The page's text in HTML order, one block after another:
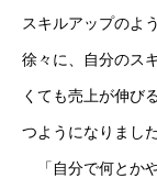
スキルアップのよ
徐々に、自分のス
くても売上が伸び
つようになりました
「自分で何とか